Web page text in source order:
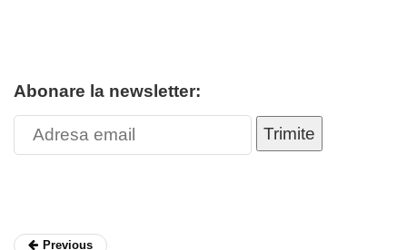
Abonare la newsletter:
Trimite
Previous